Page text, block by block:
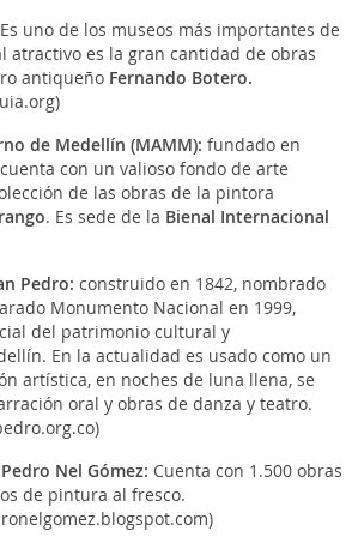
uno de los museos más importantes de
atractivo es la gran cantidad de obras
antiqueño Fernando Botero.
de Medellín (MAMM): fundado en
con un valioso fondo de arte
de las obras de la pintora
. Es sede de la Bienal Internacional
Pedro: construido en 1842, nombrado
Monumento Nacional en 1999,
del patrimonio cultural y
En la actualidad es usado como un
artística, en noches de luna llena, se
oral y obras de danza y teatro.
Nel Gómez: Cuenta con 1.500 obras
de pintura al fresco.